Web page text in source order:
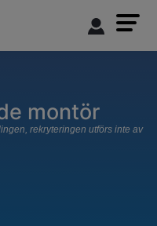
montör
rekryteringen utförs inte av